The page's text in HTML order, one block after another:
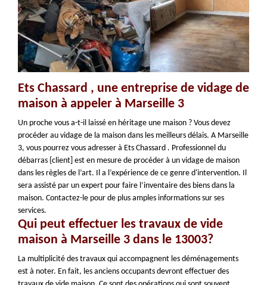
Ets Chassard , une entreprise de vidage de
maison à appeler à Marseille 3
Un proche vous a-t-il laissé en héritage une maison ? Vous devez
procéder au vidage de la maison dans les meilleurs délais. A Marseille
3, vous pourrez vous adresser à Ets Chassard . Professionnel du
débarras {client] est en mesure de procéder à un vidage de maison
dans les règles de l’art. Il a l’expérience de ce genre d'intervention. Il
sera assisté par un expert pour faire l’inventaire des biens dans la
maison. Contactez-le pour de plus amples informations sur ses
services.
Qui peut effectuer les travaux de vide
maison à Marseille 3 dans le 13003?
La multiplicité des travaux qui accompagnent les déménagements
est à noter. En fait, les anciens occupants devront effectuer des